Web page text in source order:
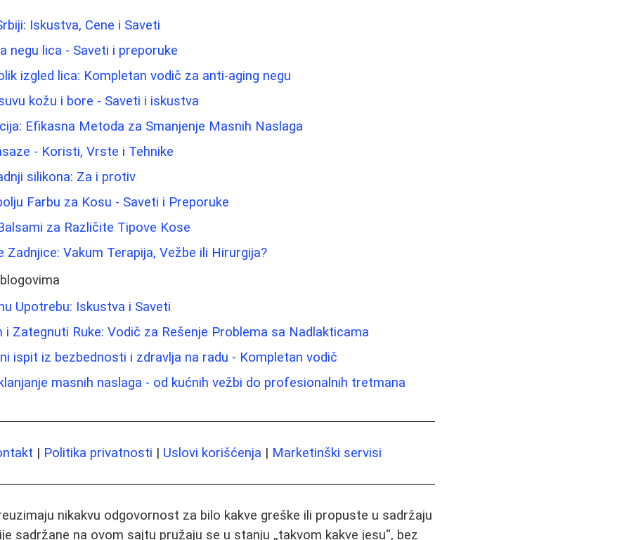
Iskustva, Cene i Saveti
negu lica - Saveti i preporuke
izgled lica: Kompletan vodič za anti-aging negu
kožu i bore - Saveti i iskustva
Efikasna Metoda za Smanjenje Masnih Naslaga
- Koristi, Vrste i Tehnike
silikona: Za i protiv
Farbu za Kosu - Saveti i Preporuke
za Različite Tipove Kose
Zadnjice: Vakum Terapija, Vežbe ili Hirurgija?
Upotrebu: Iskustva i Saveti
i Zategnuti Ruke: Vodič za Rešenje Problema sa Nadlakticama
ispit iz bezbednosti i zdravlja na radu - Kompletan vodič
masnih naslaga - od kućnih vežbi do profesionalnih tretmana
| Politika privatnosti | Uslovi korišćenja | Marketinški servisi
nikakvu odgovornost za bilo kakve greške ili propuste u sadržaju
sadržane na ovom sajtu pružaju se u stanju „takvom kakve jesu“, bez